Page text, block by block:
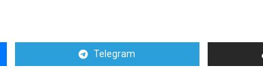
Telegram